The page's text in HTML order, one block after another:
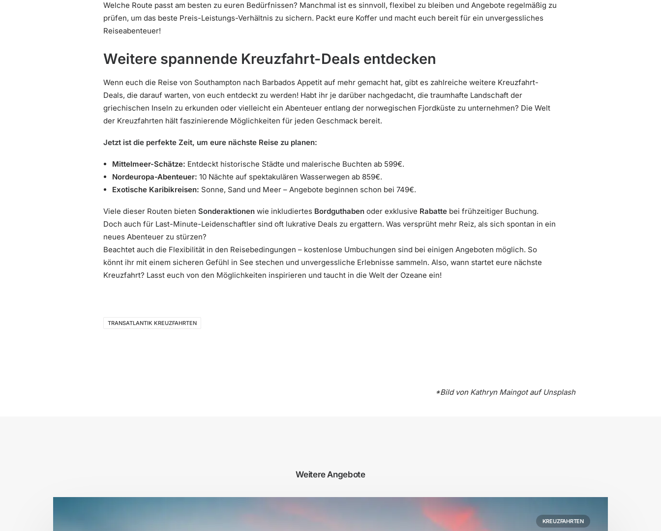
Welche Route passt am besten zu euren Bedürfnissen? Manchmal ist es sinnvoll, flexibel zu bleiben und Angebote regelmäßig zu
prüfen, um das beste Preis-Leistungs-Verhältnis zu sichern. Packt eure Koffer und macht euch bereit für ein unvergessliches
Reiseabenteuer!
Weitere spannende Kreuzfahrt-Deals entdecken
Wenn euch die Reise von Southampton nach Barbados Appetit auf mehr gemacht hat, gibt es zahlreiche weitere Kreuzfahrt-
Deals, die darauf warten, von euch entdeckt zu werden! Habt ihr je darüber nachgedacht, die traumhafte Landschaft der
griechischen Inseln zu erkunden oder vielleicht ein Abenteuer entlang der norwegischen Fjordküste zu unternehmen? Die Welt
der Kreuzfahrten hält faszinierende Möglichkeiten für jeden Geschmack bereit.
Jetzt ist die perfekte Zeit, um eure nächste Reise zu planen:
Mittelmeer-Schätze: Entdeckt historische Städte und malerische Buchten ab 599€.
Nordeuropa-Abenteuer: 10 Nächte auf spektakulären Wasserwegen ab 859€.
Exotische Karibikreisen: Sonne, Sand und Meer – Angebote beginnen schon bei 749€.
Viele dieser Routen bieten Sonderaktionen wie inkludiertes Bordguthaben oder exklusive Rabatte bei frühzeitiger Buchung.
Doch auch für Last-Minute-Leidenschaftler sind oft lukrative Deals zu ergattern. Was versprüht mehr Reiz, als sich spontan in ein
neues Abenteuer zu stürzen?
Beachtet auch die Flexibilität in den Reisebedingungen – kostenlose Umbuchungen sind bei einigen Angeboten möglich. So
könnt ihr mit einem sicheren Gefühl in See stechen und unvergessliche Erlebnisse sammeln. Also, wann startet eure nächste
Kreuzfahrt? Lasst euch von den Möglichkeiten inspirieren und taucht in die Welt der Ozeane ein!
TRANSATLANTIK KREUZFAHRTEN
*Bild von Kathryn Maingotauf Unsplash
Weitere Angebote
KREUZFAHRTEN